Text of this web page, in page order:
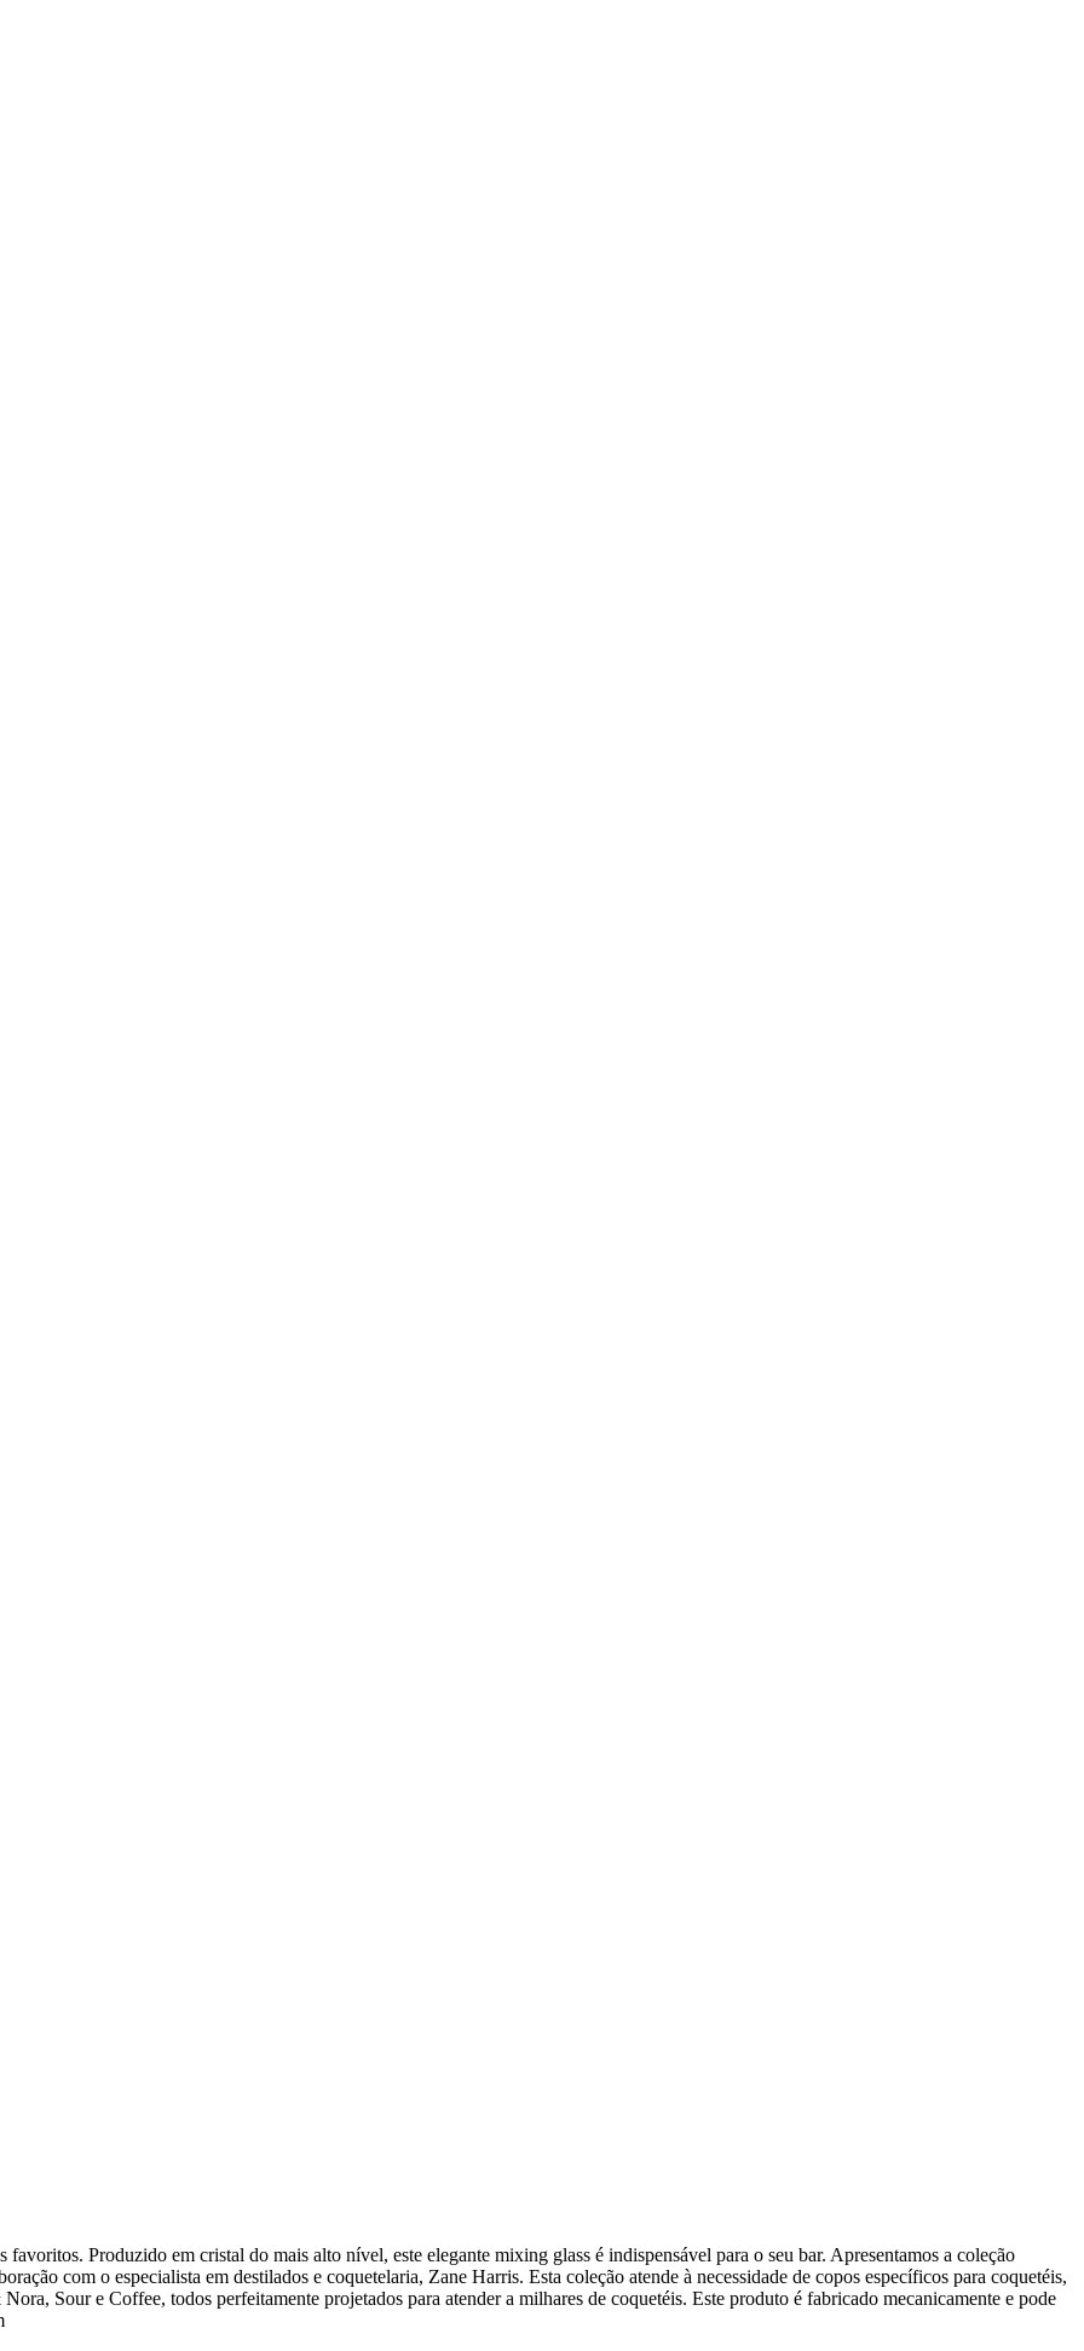
Produzido em cristal do mais alto nível, este elegante mixing glass é indispensável para o seu bar. Apresentamos a coleção
com o especialista em destilados e coquetelaria, Zane Harris. Esta coleção atende à necessidade de copos específicos para coquetéis,
Sour e Coffee, todos perfeitamente projetados para atender a milhares de coquetéis. Este produto é fabricado mecanicamente e pode